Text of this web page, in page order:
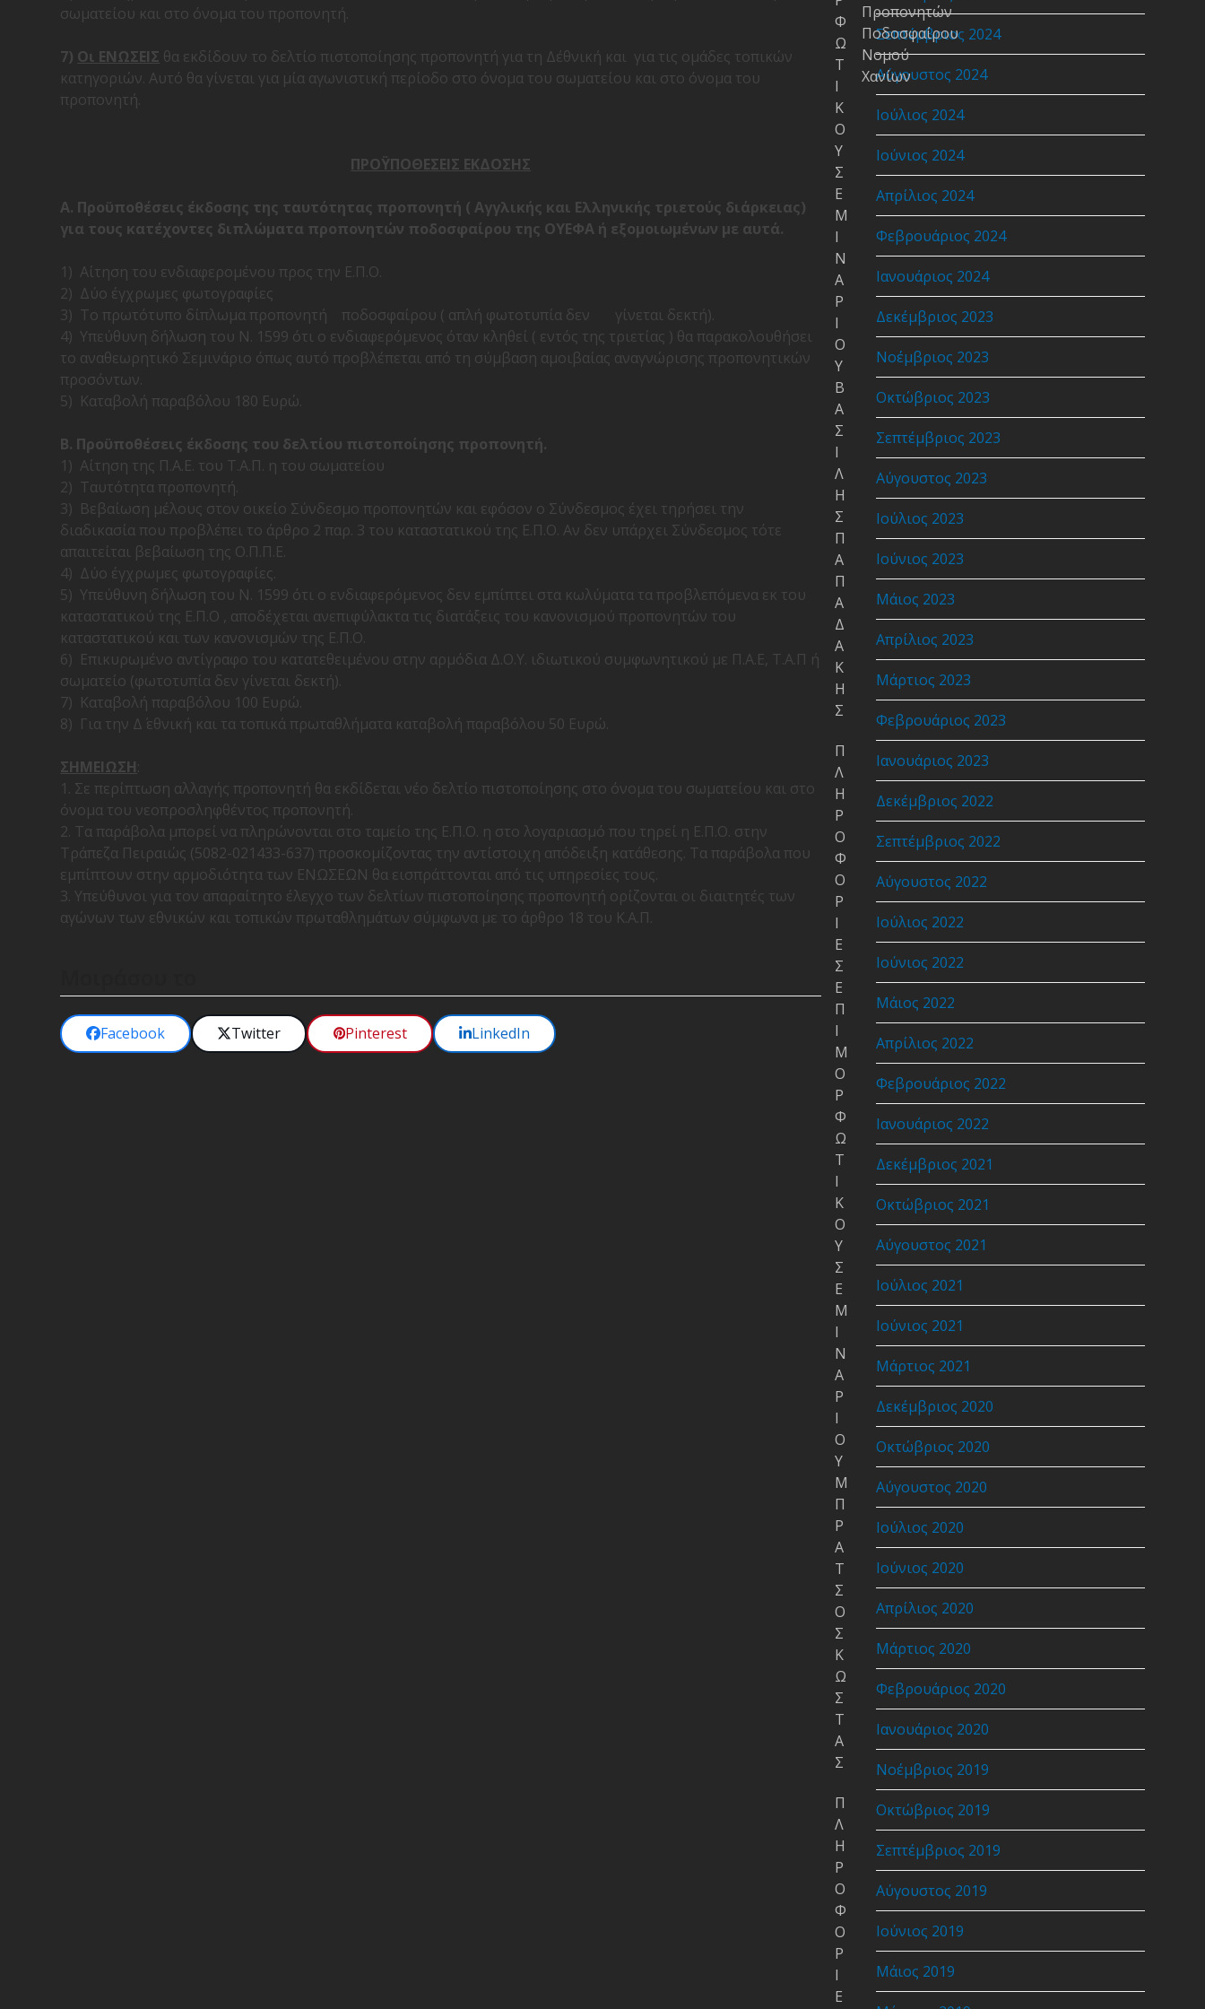
σωματείου και στο όνομα του προπονητή.
7) Οι ΕΝΩΣΕΙΣ θα εκδίδουν τo δελτίo πιστοποίησης προπονητή για τη Δ΄εθνική και για τις ομάδες τοπικών
κατηγοριών. Αυτό θα γίνεται για μία αγωνιστική περίοδο στο όνομα του σωματείου και στο όνομα του
προπονητή.
ΠΡΟΫΠΟΘΕΣΕΙΣ ΕΚΔΟΣΗΣ
Α. Προϋποθέσεις έκδοσης της ταυτότητας προπονητή ( Αγγλικής και Ελληνικής τριετούς διάρκειας)
για τους κατέχοντες διπλώματα προπονητών ποδοσφαίρου της ΟΥΕΦΑ ή εξομοιωμένων με αυτά.
1) Αίτηση του ενδιαφερομένου προς την Ε.Π.Ο.
2) Δύο έγχρωμες φωτογραφίες
3) Το πρωτότυπο δίπλωμα προπονητή ποδοσφαίρου ( απλή φωτοτυπία δεν γίνεται δεκτή).
4) Υπεύθυνη δήλωση του Ν. 1599 ότι ο ενδιαφερόμενος όταν κληθεί ( εντός της τριετίας ) θα παρακολουθήσει
το αναθεωρητικό Σεμινάριο όπως αυτό προβλέπεται από τη σύμβαση αμοιβαίας αναγνώρισης προπονητικών
προσόντων.
5) Καταβολή παραβόλου 180 Ευρώ.
Β. Προϋποθέσεις έκδοσης του δελτίου πιστοποίησης προπονητή.
1) Αίτηση της Π.Α.Ε. του Τ.Α.Π. η του σωματείου
2) Ταυτότητα προπονητή.
3) Βεβαίωση μέλους στον οικείο Σύνδεσμο προπονητών και εφόσον ο Σύνδεσμος έχει τηρήσει την
διαδικασία που προβλέπει το άρθρο 2 παρ. 3 του καταστατικού της Ε.Π.Ο. Αν δεν υπάρχει Σύνδεσμος τότε
απαιτείται βεβαίωση της Ο.Π.Π.Ε.
4) Δύο έγχρωμες φωτογραφίες.
5) Υπεύθυνη δήλωση του Ν. 1599 ότι ο ενδιαφερόμενος δεν εμπίπτει στα κωλύματα τα προβλεπόμενα εκ του
καταστατικού της Ε.Π.Ο , αποδέχεται ανεπιφύλακτα τις διατάξεις του κανονισμού προπονητών του
καταστατικού και των κανονισμών της Ε.Π.Ο.
6) Επικυρωμένο αντίγραφο του κατατεθειμένου στην αρμόδια Δ.Ο.Υ. ιδιωτικού συμφωνητικού με Π.Α.Ε, Τ.Α.Π ή
σωματείο (φωτοτυπία δεν γίνεται δεκτή).
7) Καταβολή παραβόλου 100 Ευρώ.
8) Για την Δ΄ εθνική και τα τοπικά πρωταθλήματα καταβολή παραβόλου 50 Ευρώ.
ΣΗΜΕΙΩΣΗ:
1. Σε περίπτωση αλλαγής προπονητή θα εκδίδεται νέο δελτίο πιστοποίησης στο όνομα του σωματείου και στο
όνομα του νεοπροσληφθέντος προπονητή.
2. Τα παράβολα μπορεί να πληρώνονται στο ταμείο της Ε.Π.Ο. η στο λογαριασμό που τηρεί η Ε.Π.Ο. στην
Τράπεζα Πειραιώς (5082-021433-637) προσκομίζοντας την αντίστοιχη απόδειξη κατάθεσης. Τα παράβολα που
εμπίπτουν στην αρμοδιότητα των ΕΝΩΣΕΩΝ θα εισπράττονται από τις υπηρεσίες τους.
3. Υπεύθυνοι για τον απαραίτητο έλεγχο των δελτίων πιστοποίησης προπονητή ορίζονται οι διαιτητές των
αγώνων των εθνικών και τοπικών πρωταθλημάτων σύμφωνα με το άρθρο 18 του Κ.Α.Π.
Facebook Twitter Pinterest LinkedIn
Σεπτέμβριος 2024
Αύγουστος 2024
Ιούλιος 2024
Ιούνιος 2024
Απρίλιος 2024
Φεβρουάριος 2024
Ιανουάριος 2024
Δεκέμβριος 2023
Νοέμβριος 2023
Οκτώβριος 2023
Σεπτέμβριος 2023
Αύγουστος 2023
Ιούλιος 2023
Ιούνιος 2023
Μάιος 2023
Απρίλιος 2023
Μάρτιος 2023
Φεβρουάριος 2023
Ιανουάριος 2023
Δεκέμβριος 2022
Σεπτέμβριος 2022
Αύγουστος 2022
Ιούλιος 2022
Ιούνιος 2022
Μάιος 2022
Απρίλιος 2022
Φεβρουάριος 2022
Ιανουάριος 2022
Δεκέμβριος 2021
Οκτώβριος 2021
Αύγουστος 2021
Ιούλιος 2021
Ιούνιος 2021
Μάρτιος 2021
Δεκέμβριος 2020
Οκτώβριος 2020
Αύγουστος 2020
Ιούλιος 2020
Ιούνιος 2020
Απρίλιος 2020
Μάρτιος 2020
Φεβρουάριος 2020
Ιανουάριος 2020
Νοέμβριος 2019
Οκτώβριος 2019
Σεπτέμβριος 2019
Αύγουστος 2019
Ιούνιος 2019
Μάιος 2019
Φ
Ω
Τ
Ι
Κ
Ο
Υ
Σ
Ε
Μ
Ι
Ν
Α
Ρ
Ι
Ο
Υ
Β
Α
Σ
Ι
Λ
Η
Σ
Π
Α
Π
Α
Δ
Α
Κ
Η
Σ
Π
Λ
Η
Ρ
Ο
Φ
Ο
Ρ
Ι
Ε
Σ
Ε
Π
Ι
Μ
Ο
Ρ
Φ
Ω
Τ
Ι
Κ
Ο
Υ
Σ
Ε
Μ
Ι
Ν
Α
Ρ
Ι
Ο
Υ
Μ
Π
Ρ
Α
Τ
Σ
Ο
Σ
Κ
Ω
Σ
Τ
Α
Σ
Π
Λ
Η
Ρ
Ο
Φ
Ο
Ρ
Ι
Ε
Προπονητών
Ποδοσφαίρου
Νομού
Χανίων